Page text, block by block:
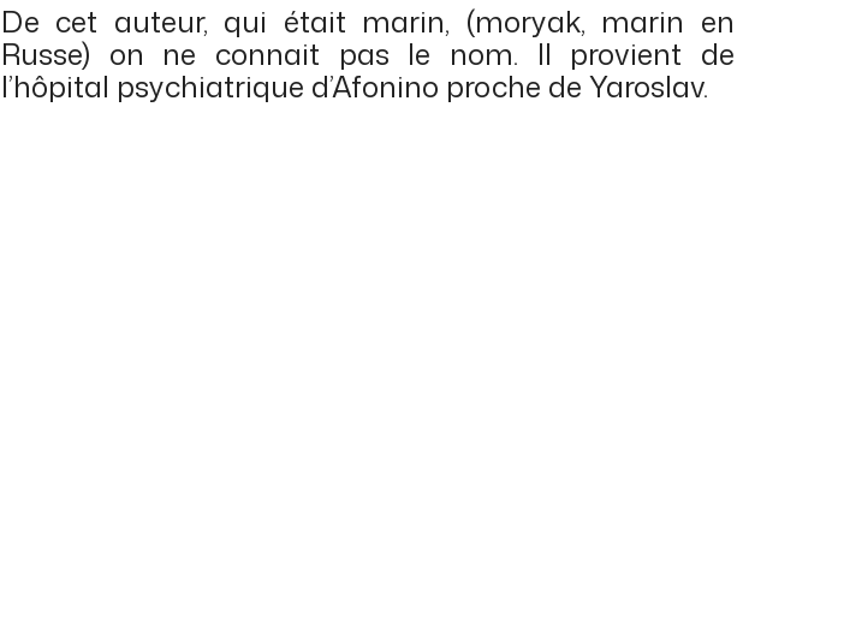
De cet auteur, qui était marin, (moryak, marin en
Russe) on ne connait pas le nom. Il provient de
l’hôpital psychiatrique d’Afonino proche de Yaroslav.